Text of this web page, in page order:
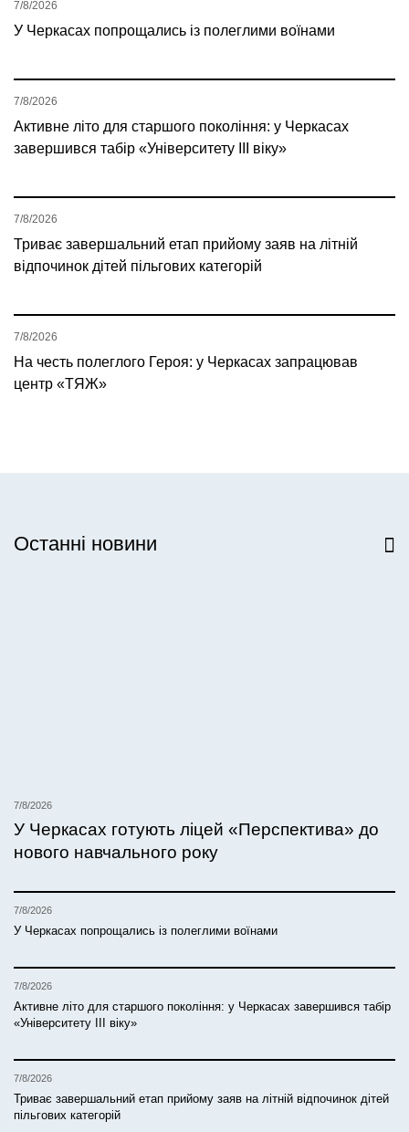
У Черкасах попрощались із полеглими воїнами
7/8/2026
Активне літо для старшого покоління: у Черкасах
завершився табір «Університету ІІІ віку»
7/8/2026
Триває завершальний етап прийому заяв на літній
відпочинок дітей пільгових категорій
7/8/2026
На честь полеглого Героя: у Черкасах запрацював
центр «ТЯЖ»
7/8/2026
Останні новини
7/8/2026
У Черкасах готують ліцей «Перспектива» до
нового навчального року
7/8/2026
У Черкасах попрощались із полеглими воїнами
7/8/2026
Активне літо для старшого покоління: у Черкасах завершився табір
«Університету ІІІ віку»
7/8/2026
Триває завершальний етап прийому заяв на літній відпочинок дітей
пільгових категорій